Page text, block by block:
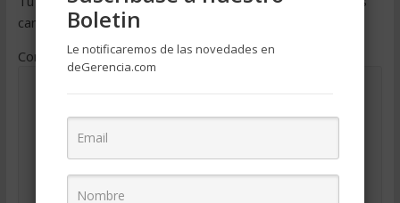
campos obligatorios están marcados con
Comentario*
Boletin
Le notificaremos de las novedades en
deGerencia.com